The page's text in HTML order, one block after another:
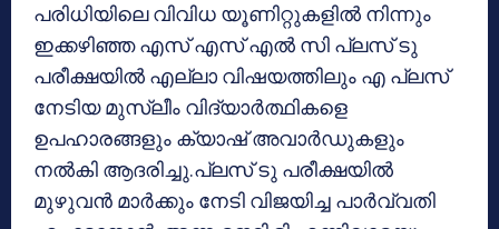
പരിധിയിലെ വിവിധ യൂണിറ്റുകളില്‍ നിന്നും
ഇക്കഴിഞ്ഞ എസ് എസ് എല്‍ സി പ്ലസ് ടു
പരീക്ഷയില്‍ എല്ലാ വിഷയത്തിലും എ പ്ലസ്
നേടിയ മുസ്ലീം വിദ്യാര്‍ത്ഥികളെ
ഉപഹാരങ്ങളും ക്യാഷ് അവാര്‍ഡുകളും
നല്‍കി ആദരിച്ചു.പ്ലസ് ടു പരീക്ഷയില്‍
മുഴുവന്‍ മാര്‍ക്കും നേടി വിജയിച്ച പാര്‍വ്വതി